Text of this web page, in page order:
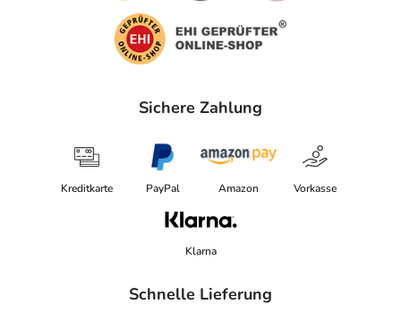
Sichere Zahlung
Kreditkarte PayPal Amazon Vorkasse
Klarna
Schnelle Lieferung